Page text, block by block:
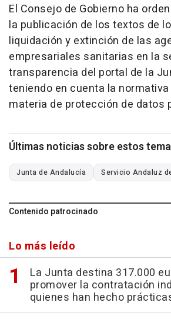
El Consejo de Gobierno ha
la publicación de los textos de
liquidación y extinción de las
empresariales sanitarias en la
transparencia del portal de la
teniendo en cuenta la
materia de protección de datos
Últimas noticias sobre estos
Junta de Andalucía Servicio Andaluz
Contenido patrocinado
Lo más leído
La Junta destina 317.000
promover la contratación
quienes han hecho